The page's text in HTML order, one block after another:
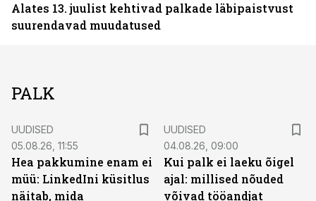
Alates 13. juulist kehtivad palkade läbipaistvust
suurendavad muudatused
PALK
UUDISED
05.08.26, 11:55
Hea pakkumine enam ei
müü: LinkedIni küsitlus
näitab, mida
UUDISED
04.08.26, 09:00
Kui palk ei laeku õigel
ajal: millised nõuded
võivad tööandjat